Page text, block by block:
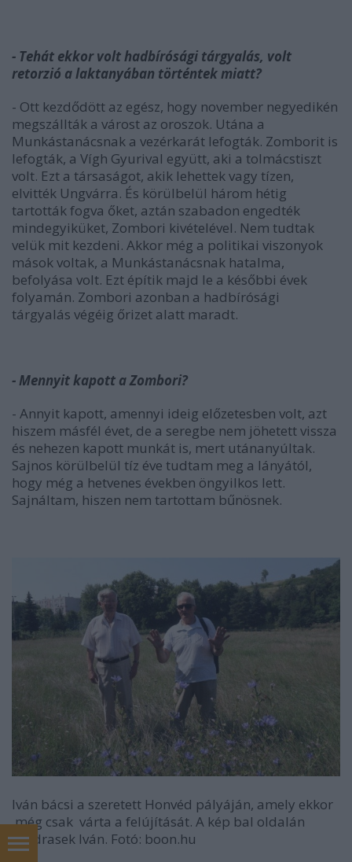
- Tehát ekkor volt hadbírósági tárgyalás, volt
retorzió a laktanyában történtek miatt?
- Ott kezdődött az egész, hogy november negyedikén
megszállták a várost az oroszok. Utána a
Munkástanácsnak a vezérkarát lefogták. Zomborit is
lefogták, a Vígh Gyurival együtt, aki a tolmácstiszt
volt. Ezt a társaságot, akik lehettek vagy tízen,
elvitték Ungvárra. És körülbelül három hétig
tartották fogva őket, aztán szabadon engedték
mindegyiküket, Zombori kivételével. Nem tudtak
velük mit kezdeni. Akkor még a politikai viszonyok
mások voltak, a Munkástanácsnak hatalma,
befolyása volt. Ezt építik majd le a későbbi évek
folyamán. Zombori azonban a hadbírósági
tárgyalás végéig őrizet alatt maradt.
- Mennyit kapott a Zombori?
- Annyit kapott, amennyi ideig előzetesben volt, azt
hiszem másfél évet, de a seregbe nem jöhetett vissza
és nehezen kapott munkát is, mert utánanyúltak.
Sajnos körülbelül tíz éve tudtam meg a lányától,
hogy még a hetvenes években öngyilkos lett.
Sajnáltam, hiszen nem tartottam bűnösnek.
Iván bácsi a szeretett Honvéd pályáján, amely ekkor
még csak várta a felújítását. A kép bal oldalán
Ondrasek Iván. Fotó: boon.hu